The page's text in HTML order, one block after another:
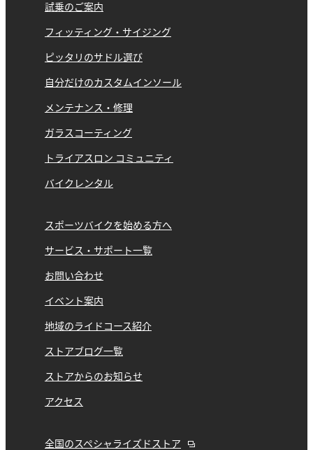
試乗のご案内
フィッティング・サイジング
ピッタリのサドル選び
自分だけのカスタムインソール
メンテナンス・修理
ガラスコーティング
トライアスロン コミュニティ
バイクレンタル
スポーツバイクを始める方へ
サービス・サポート一覧
お問い合わせ
イベント案内
地域のライドコース紹介
ストアブログ一覧
ストアからのお知らせ
アクセス
全国のスペシャライズドストア